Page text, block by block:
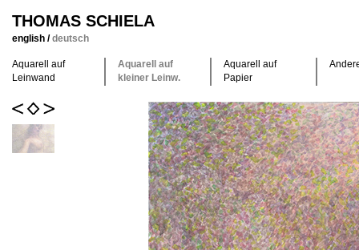
THOMAS SCHIELA
english /deutsch
Aquarell auf
Leinwand
Aquarell auf
kleiner Leinw.
Aquarell auf
Papier